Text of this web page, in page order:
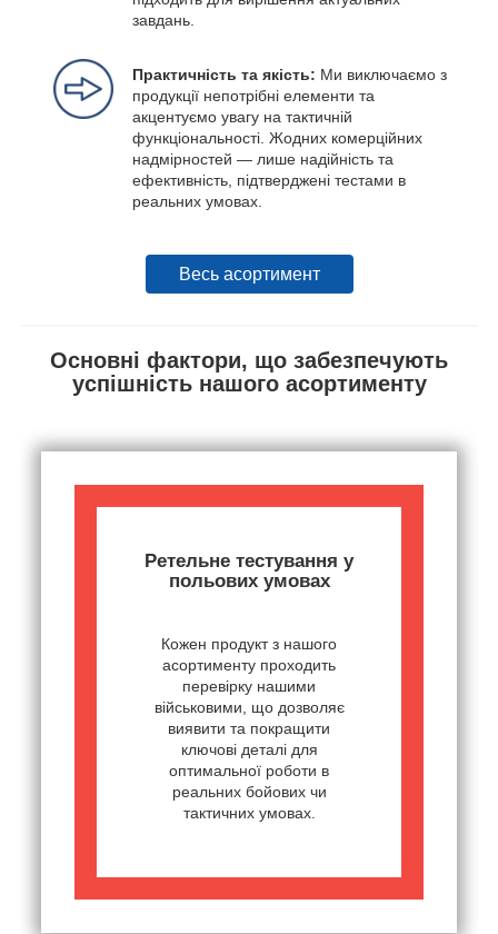
завдань.
Практичність та якість: Ми виключаємо з
продукції непотрібні елементи та
акцентуємо увагу на тактичній
функціональності. Жодних комерційних
надмірностей — лише надійність та
ефективність, підтверджені тестами в
реальних умовах.
Весь асортимент
Основні фактори, що забезпечують
успішність нашого асортименту
Ретельне тестування у
польових умовах
Кожен продукт з нашого
асортименту проходить
перевірку нашими
військовими, що дозволяє
виявити та покращити
ключові деталі для
оптимальної роботи в
реальних бойових чи
тактичних умовах.